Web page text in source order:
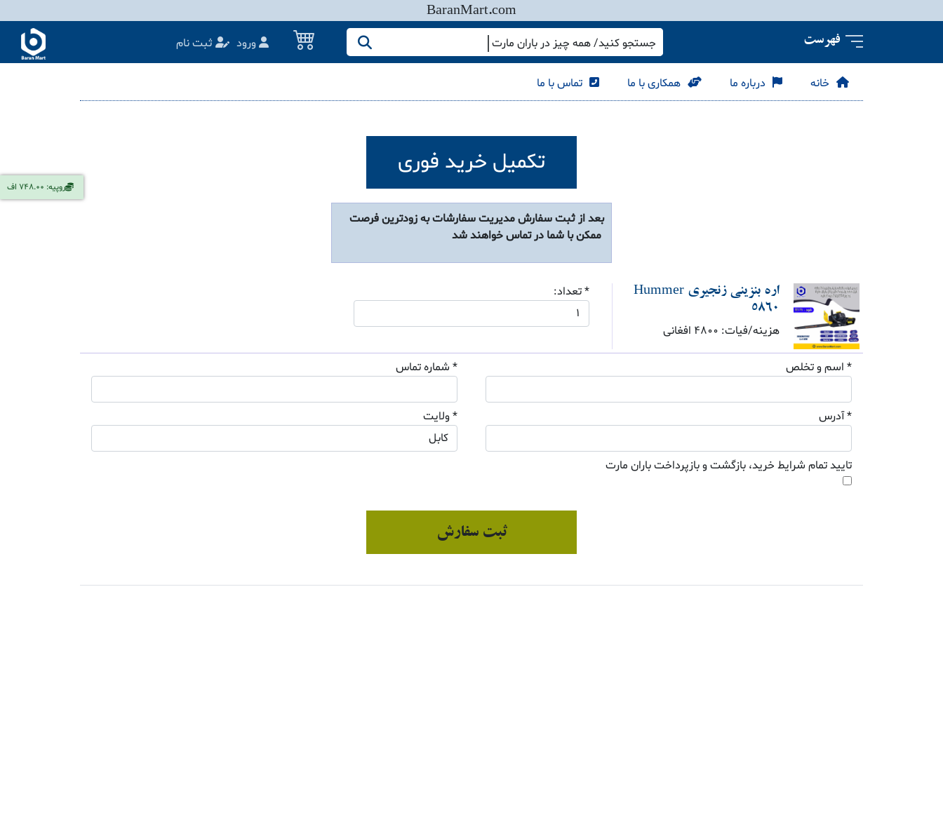
BaranMart.com
فهرست جستجو کنید/ همه چیز در باران مارت ورود ثبت نام
خانه درباره ما همکاری با ما تماس با ما
روپیه: 748.00 اف
تکمیل خرید فوری
بعد از ثبت سفارش مدیریت سفارشات به زودترین فرصت
ممکن با شما در تماس خواهند شد
اره بنزینی زنجیری Hummer
5860
هزینه/فیات: 4800 افغانی
* تعداد:
* اسم و تخلص * شماره تماس
* آدرس * ولایت
تایید تمام شرایط خرید، بازگشت و بازپرداخت باران مارت
ثبت سفارش